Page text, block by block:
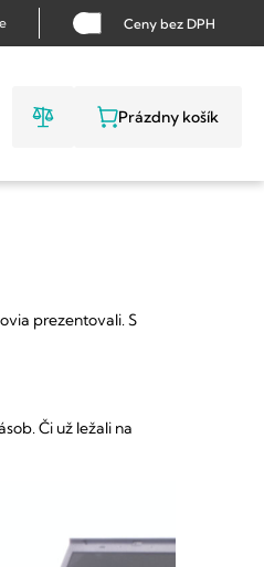
Ceny bez DPH
NÁKUPNÝ
Prázdny košík
prezentovali.S
Či už ležali na